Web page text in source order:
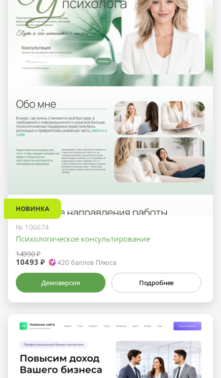
НОВИНКА
№ 106674
Психологическое консультирование
14990 ₽
10493 ₽ 420 баллов Плюса
Демоверсия Подробнее